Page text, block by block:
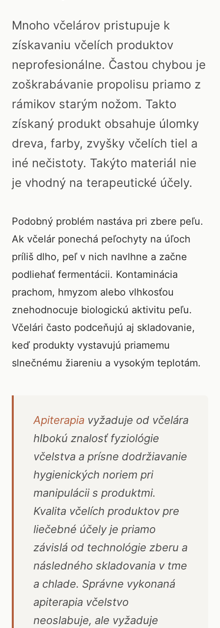
Mnoho včelárov pristupuje k
získavaniu včelích produktov
neprofesionálne. Častou chybou je
zoškrabávanie propolisu priamo z
rámikov starým nožom. Takto
získaný produkt obsahuje úlomky
dreva, farby, zvyšky včelích tiel a
iné nečistoty. Takýto materiál nie
je vhodný na terapeutické účely.
Podobný problém nastáva pri zbere peľu.
Ak včelár ponechá peľochyty na úľoch
príliš dlho, peľ v nich navlhne a začne
podliehať fermentácii. Kontaminácia
prachom, hmyzom alebo vlhkosťou
znehodnocuje biologickú aktivitu peľu.
Včelári často podceňujú aj skladovanie,
keď produkty vystavujú priamemu
slnečnému žiareniu a vysokým teplotám.
Apiterapia vyžaduje od včelára
hlbokú znalosť fyziológie
včelstva a prísne dodržiavanie
hygienických noriem pri
manipulácii s produktmi.
Kvalita včelích produktov pre
liečebné účely je priamo
závislá od technológie zberu a
následného skladovania v tme
a chlade. Správne vykonaná
apiterapia včelstvo
neoslabuje, ale vyžaduje